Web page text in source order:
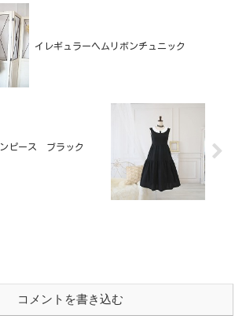
イレギュラーヘムリボンチュニック
ンピース ブラック
コメントを書き込む